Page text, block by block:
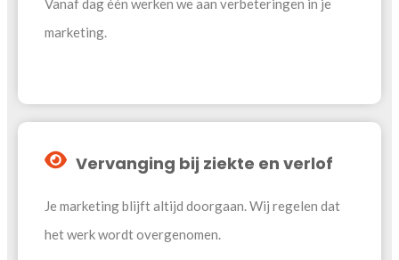
Vanaf dag één werken we aan verbeteringen in je
marketing.
Vervanging bij ziekte en verlof
Je marketing blijft altijd doorgaan. Wij regelen dat
het werk wordt overgenomen.